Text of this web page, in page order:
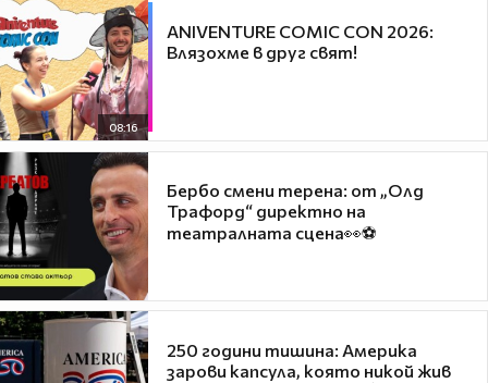
08:16
ANIVENTURE COMIC CON 2026:
Влязохме в друг свят!
Бербо смени терена: от „Олд
Трафорд“ директно на
театралната сцена👀⚽
250 години тишина: Америка
зарови капсула, която никой жив